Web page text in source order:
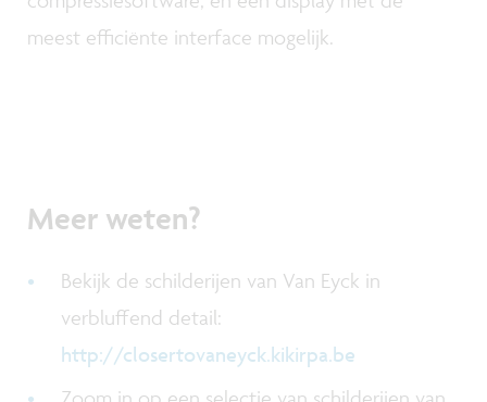
meest efficiënte interface mogelijk.
Meer weten?
Bekijk de schilderijen van Van Eyck in
verbluffend detail:
http://closertovaneyck.kikirpa.be